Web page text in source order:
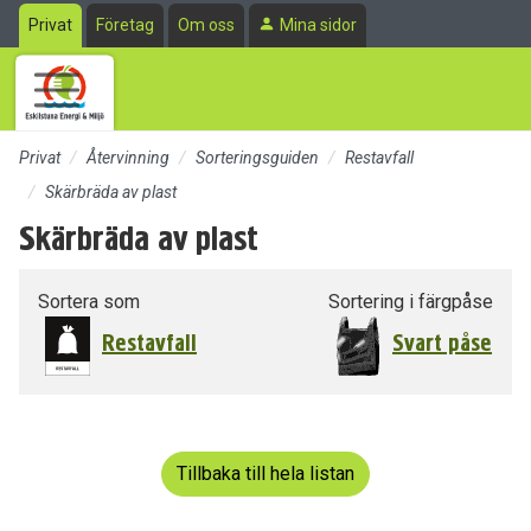
Till sidans huvudinnehåll
Privat Företag Om oss Mina sidor
Privat Återvinning Sorteringsguiden
Restavfall
Skärbräda av plast
Skärbräda av plast
Sortera som
Restavfall
Sortering i färgpåse
Svart påse
Tillbaka till hela listan